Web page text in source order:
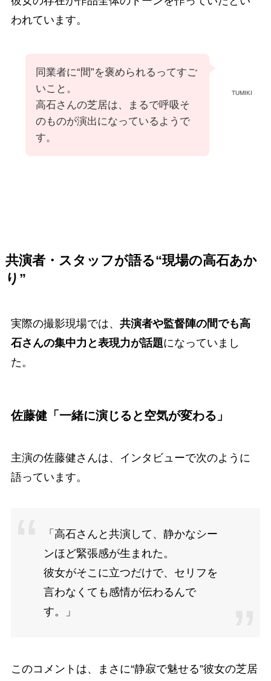
われています。
TUMIKI
同業者に“間”を褒められるってすご
いこと。
高石さんの芝居は、まるで呼吸そ
のものが演出になっているようで
す。
共演者・スタッフが語る“現場の高石あか
り”
実際の撮影現場では、 共演者や監督陣の間でも高
石さんの集中力と表現力が話題になっていまし
た。
佐藤健「一緒に演じると空気が変わる」
主演の佐藤健さんは、インタビューで次のように
語っています。
「高石さんと共演して、静かなシー
ンほど緊張感が生まれた。
彼女がそこに立つだけで、セリフを
言わなくても感情が伝わるんで
す。」
このコメントは、まさに“静寂で魅せる”彼女の芝居